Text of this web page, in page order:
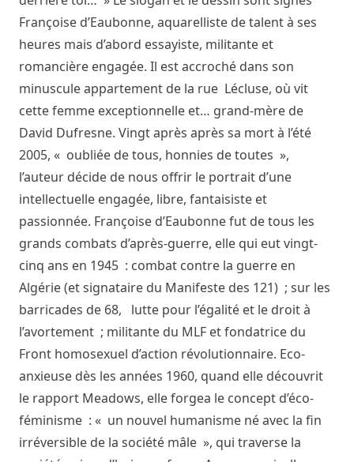
Françoise d’Eaubonne, aquarelliste de talent à ses
heures mais d’abord essayiste, militante et
romancière engagée. Il est accroché dans son
minuscule appartement de la rue Lécluse, où vit
cette femme exceptionnelle et… grand-mère de
David Dufresne. Vingt après après sa mort à l’été
2005, « oubliée de tous, honnies de toutes »,
l’auteur décide de nous offrir le portrait d’une
intellectuelle engagée, libre, fantaisiste et
passionnée. Françoise d’Eaubonne fut de tous les
grands combats d’après-guerre, elle qui eut vingt-
cinq ans en 1945 : combat contre la guerre en
Algérie (et signataire du Manifeste des 121) ; sur les
barricades de 68, lutte pour l’égalité et le droit à
l’avortement ; militante du MLF et fondatrice du
Front homosexuel d’action révolutionnaire. Eco-
anxieuse dès les années 1960, quand elle découvrit
le rapport Meadows, elle forgea le concept d’éco-
féminisme : « un nouvel humanisme né avec la fin
irréversible de la société mâle », qui traverse la